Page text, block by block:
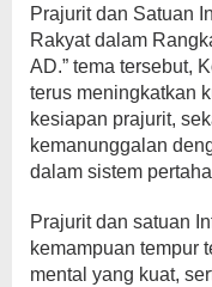
Prajurit dan Satuan
Rakyat dalam
AD.” tema tersebut,
terus meningkatkan
kesiapan prajurit,
kemanunggalan
dalam sistem
Prajurit dan satuan
kemampuan tempur
mental yang kuat,